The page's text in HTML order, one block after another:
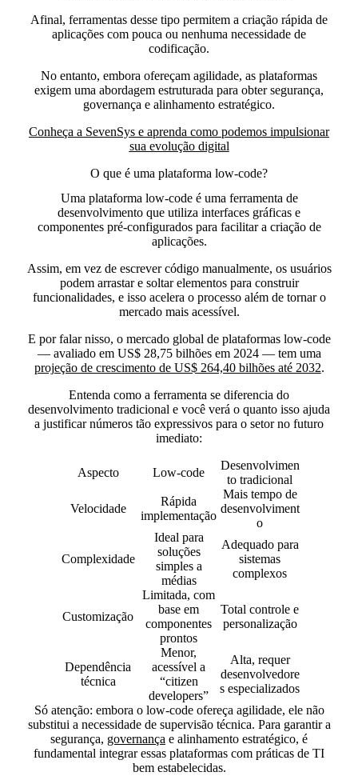
Afinal, ferramentas desse tipo permitem a criação rápida de
aplicações com pouca ou nenhuma necessidade de
codificação.
No entanto, embora ofereçam agilidade, as plataformas
exigem uma abordagem estruturada para obter segurança,
governança e alinhamento estratégico.
Conheça a SevenSys e aprenda como podemos impulsionar
sua evolução digital
O que é uma plataforma low-code?
Uma plataforma low-code é uma ferramenta de
desenvolvimento que utiliza interfaces gráficas e
componentes pré-configurados para facilitar a criação de
aplicações.
Assim, em vez de escrever código manualmente, os usuários
podem arrastar e soltar elementos para construir
funcionalidades, e isso acelera o processo além de tornar o
mercado mais acessível.
E por falar nisso, o mercado global de plataformas low-code
— avaliado em US$ 28,75 bilhões em 2024 — tem uma
projeção de crescimento de US$ 264,40 bilhões até 2032.
Entenda como a ferramenta se diferencia do
desenvolvimento tradicional e você verá o quanto isso ajuda
a justificar números tão expressivos para o setor no futuro
imediato:
Aspecto Low-code
Desenvolvimen
to tradicional
Velocidade
Rápida
implementação
Mais tempo de
desenvolviment
o
Complexidade
Ideal para
soluções
simples a
médias
Adequado para
sistemas
complexos
Customização
Limitada, com
base em
componentes
prontos
Total controle e
personalização
Dependência
técnica
Menor,
acessível a
“citizen
developers”
Alta, requer
desenvolvedore
s especializados
Só atenção: embora o low-code ofereça agilidade, ele não
substitui a necessidade de supervisão técnica. Para garantir a
segurança, governança e alinhamento estratégico, é
fundamental integrar essas plataformas com práticas de TI
bem estabelecidas.